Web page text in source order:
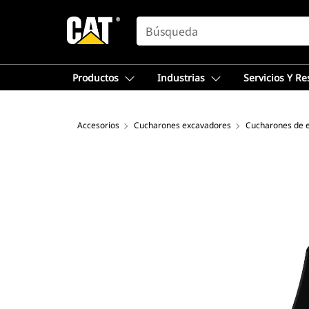
SEARCH
Productos Industrias Servicios Y
Accesorios Cucharones excavadores